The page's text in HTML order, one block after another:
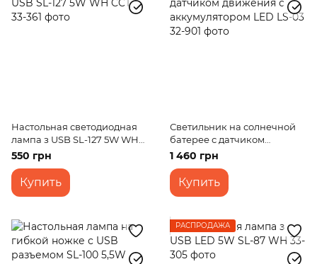
Настольная светодиодная
лампа з USB SL-127 5W WH
CCT
550 грн
Купить
Светильник на солнечной
батерее с датчиком
движения с аккумулятором
LED LS-03
1 460 грн
Купить
РАСПРОДАЖА